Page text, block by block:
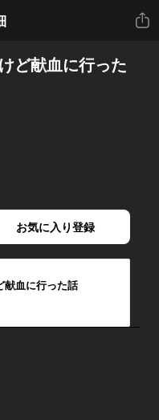
共有
ど献血に行った
お気に入り登録
献血に行った話